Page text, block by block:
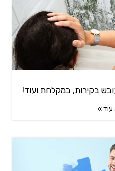
בקירות, במקלחת ועוד!
עוד »